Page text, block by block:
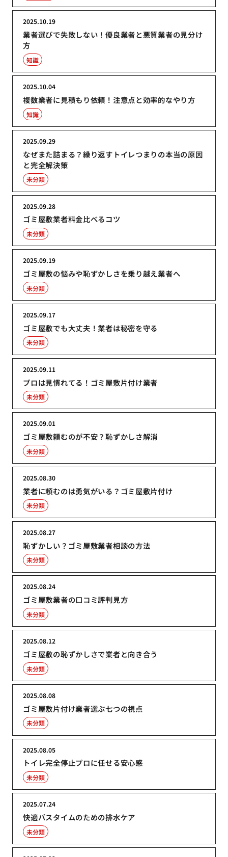
業者選びで失敗しない！優良業者と悪質業者の見分け
方
2025.10.19
知識
複数業者に見積もり依頼！注意点と効率的なやり方
2025.10.04
知識
なぜまた詰まる？繰り返すトイレつまりの本当の原因
と完全解決策
2025.09.29
未分類
ゴミ屋敷業者料金比べるコツ
2025.09.28
未分類
ゴミ屋敷の悩みや恥ずかしさを乗り越え業者へ
2025.09.19
未分類
ゴミ屋敷でも大丈夫！業者は秘密を守る
2025.09.17
未分類
プロは見慣れてる！ゴミ屋敷片付け業者
2025.09.11
未分類
ゴミ屋敷頼むのが不安？恥ずかしさ解消
2025.09.01
未分類
業者に頼むのは勇気がいる？ゴミ屋敷片付け
2025.08.30
未分類
恥ずかしい？ゴミ屋敷業者相談の方法
2025.08.27
未分類
ゴミ屋敷業者の口コミ評判見方
2025.08.24
未分類
ゴミ屋敷の恥ずかしさで業者と向き合う
2025.08.12
未分類
ゴミ屋敷片付け業者選ぶ七つの視点
2025.08.08
未分類
トイレ完全停止プロに任せる安心感
2025.08.05
未分類
快適バスタイムのための排水ケア
2025.07.24
未分類